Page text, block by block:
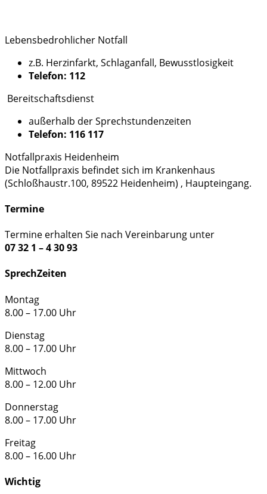
Lebensbedrohlicher Notfall
z.B. Herzinfarkt, Schlaganfall, Bewusstlosigkeit
Telefon: 112
Bereitschaftsdienst
außerhalb der Sprechstundenzeiten
Telefon: 116 117
Notfallpraxis Heidenheim
Die Notfallpraxis befindet sich im Krankenhaus
(Schloßhaustr.100, 89522 Heidenheim) , Haupteingang.
Termine
Termine erhalten Sie nach Vereinbarung unter
07 32 1 – 4 30 93
SprechZeiten
Montag
8.00 – 17.00 Uhr
Dienstag
8.00 – 17.00 Uhr
Mittwoch
8.00 – 12.00 Uhr
Donnerstag
8.00 – 17.00 Uhr
Freitag
8.00 – 16.00 Uhr
Wichtig